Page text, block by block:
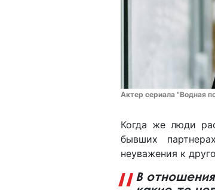
Актер сериала "Водная
Когда же люди
бывших
неуважения к
В